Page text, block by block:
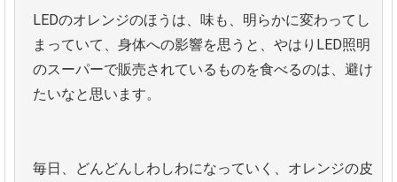
LEDのオレンジのほうは、味も、明らかに変わってし
まっていて、身体への影響を思うと、やはりLED照明
のスーパーで販売されているものを食べるのは、避け
たいなと思います。
毎日、どんどんしわしわになっていく、オレンジの皮